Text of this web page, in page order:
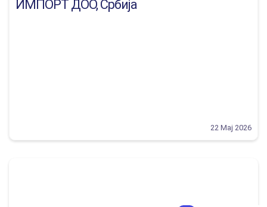
ИМПОРТ ДОО, Србија
22 Мај 2026